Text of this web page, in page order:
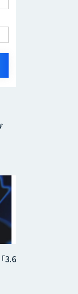
期
3.6